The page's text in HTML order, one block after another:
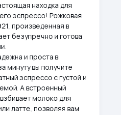
находка для
эспрессо! Рожковая
произведенная в
безупречно и готова
и проста в
минуту вы получите
эспрессо с густой и
А встроенный
молоко для
латте, позволяя вам